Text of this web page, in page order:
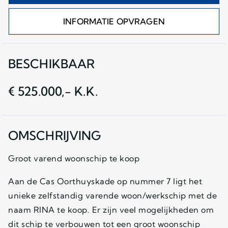
INFORMATIE OPVRAGEN
BESCHIKBAAR
€ 525.000,- K.K.
OMSCHRIJVING
Groot varend woonschip te koop
Aan de Cas Oorthuyskade op nummer 7 ligt het
unieke zelfstandig varende woon/werkschip met de
naam RINA te koop. Er zijn veel mogelijkheden om
dit schip te verbouwen tot een groot woonschip